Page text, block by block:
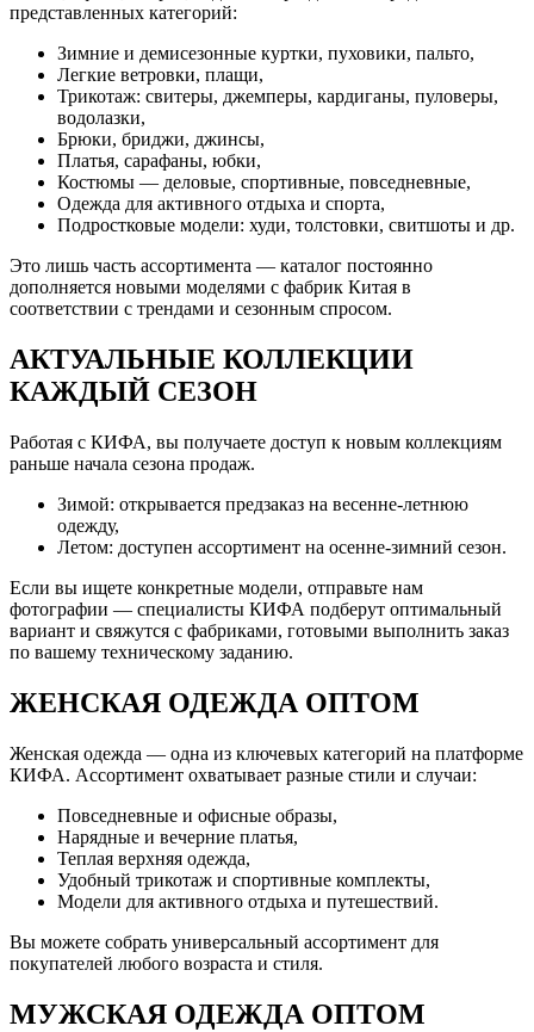
представленных категорий:
Зимние и демисезонные куртки, пуховики, пальто,
Легкие ветровки, плащи,
Трикотаж: свитеры, джемперы, кардиганы, пуловеры,
водолазки,
Брюки, бриджи, джинсы,
Платья, сарафаны, юбки,
Костюмы — деловые, спортивные, повседневные,
Одежда для активного отдыха и спорта,
Подростковые модели: худи, толстовки, свитшоты и др.
Это лишь часть ассортимента — каталог постоянно
дополняется новыми моделями с фабрик Китая в
соответствии с трендами и сезонным спросом.
АКТУАЛЬНЫЕ КОЛЛЕКЦИИ
КАЖДЫЙ СЕЗОН
Работая с КИФА, вы получаете доступ к новым коллекциям
раньше начала сезона продаж.
Зимой: открывается предзаказ на весенне-летнюю
одежду,
Летом: доступен ассортимент на осенне-зимний сезон.
Если вы ищете конкретные модели, отправьте нам
фотографии — специалисты КИФА подберут оптимальный
вариант и свяжутся с фабриками, готовыми выполнить заказ
по вашему техническому заданию.
ЖЕНСКАЯ ОДЕЖДА ОПТОМ
Женская одежда — одна из ключевых категорий на платформе
КИФА. Ассортимент охватывает разные стили и случаи:
Повседневные и офисные образы,
Нарядные и вечерние платья,
Теплая верхняя одежда,
Удобный трикотаж и спортивные комплекты,
Модели для активного отдыха и путешествий.
Вы можете собрать универсальный ассортимент для
покупателей любого возраста и стиля.
МУЖСКАЯ ОДЕЖДА ОПТОМ